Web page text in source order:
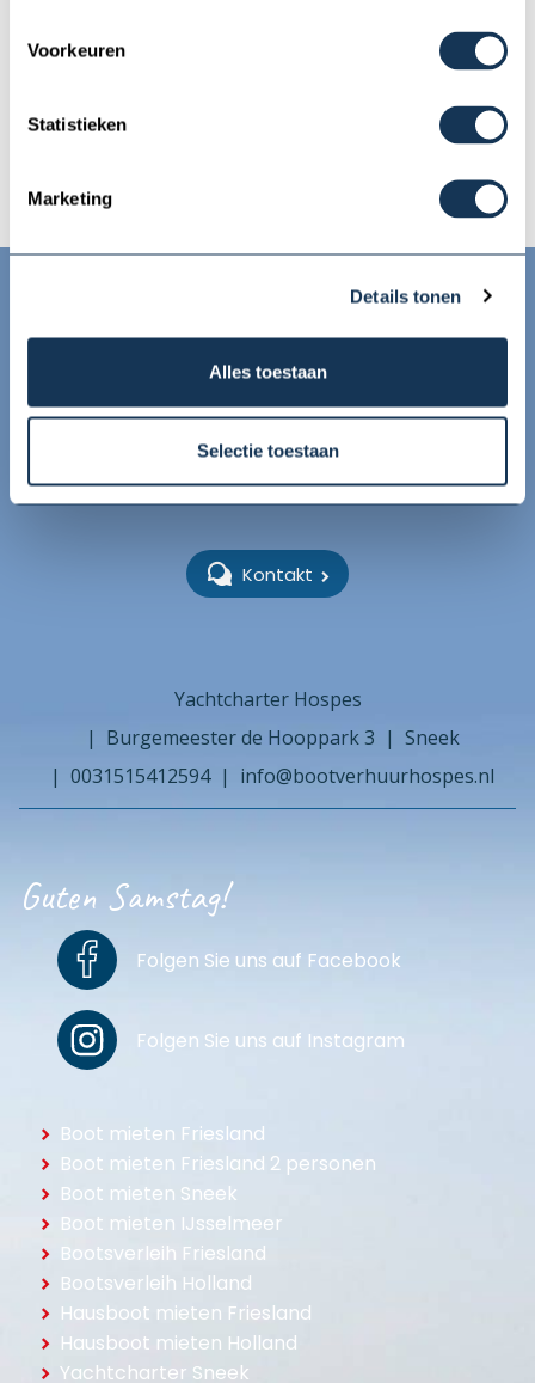
Voorkeuren
Statistieken
Marketing
Details tonen
Alles toestaan
Selectie toestaan
Preis auf
Anfrage
Preis auf
Anfrage
Bitten Sie jetzt um ein Angebot
WhatsApp uns!
Kontakt
Yachtcharter Hospes
Burgemeester de Hooppark 3
Sneek
0031515412594
info@bootverhuurhospes.nl
Guten Samstag!
Folgen Sie uns auf Facebook
Folgen Sie uns auf Instagram
Boot mieten Friesland
Boot mieten Friesland 2 personen
Boot mieten Sneek
Boot mieten IJsselmeer
Bootsverleih Friesland
Bootsverleih Holland
Hausboot mieten Friesland
Hausboot mieten Holland
Yachtcharter Sneek